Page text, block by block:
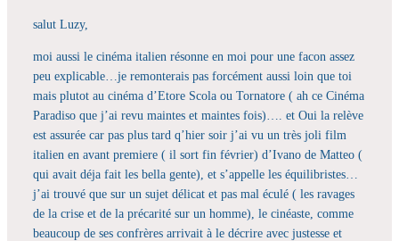
salut Luzy,
moi aussi le cinéma italien résonne en moi pour une facon assez
peu explicable…je remonterais pas forcément aussi loin que toi
mais plutot au cinéma d’Etore Scola ou Tornatore ( ah ce Cinéma
Paradiso que j’ai revu maintes et maintes fois)…. et Oui la relève
est assurée car pas plus tard q’hier soir j’ai vu un très joli film
italien en avant premiere ( il sort fin février) d’Ivano de Matteo (
qui avait déja fait les bella gente), et s’appelle les équilibristes…
j’ai trouvé que sur un sujet délicat et pas mal éculé ( les ravages
de la crise et de la précarité sur un homme), le cinéaste, comme
beaucoup de ses confrères arrivait à le décrire avec justesse et